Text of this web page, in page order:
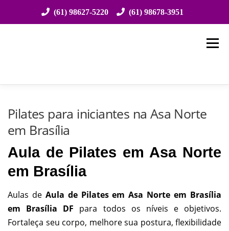
(61) 98627-5220 (61) 98678-3951
Menu
Pilates para iniciantes na Asa Norte
em Brasília
Aula de Pilates em Asa Norte
em Brasília
Aulas de Aula de Pilates em Asa Norte em Brasília
em Brasília DF para todos os níveis e objetivos.
Fortaleça seu corpo, melhore sua postura, flexibilidade